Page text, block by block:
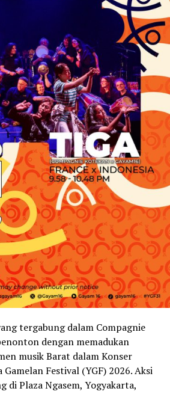
tergabung dalam Compagnie
dengan memadukan
musik Barat dalam Konser
Festival (YGF) 2026. Aksi
di Plaza Ngasem, Yogyakarta,